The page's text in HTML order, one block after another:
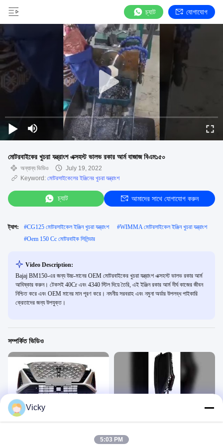
চ্যাট যোগাযোগ
মোটরবাইকের খুচরা যন্ত্রাংশ এক্সহস্ট ভালভ রকার আর্ম বাজাজ বিএম১৫০
অন্যান্য ভিডিও
July 19, 2022
Keyword: মোটরসাইকেলের ইঞ্জিনের খুচরা যন্ত্রাংশ
চ্যাট আমাদের সাথে যোগাযোগ করুন
ট্যাগ: #CG125 মোটরসাইকেল ইঞ্জিন খুচরা যন্ত্রাংশ #WIMMA মোটরসাইকেল ইঞ্জিন খুচরা যন্ত্রাংশ
#Oem 150 Cc মোটরবাইক সিলিন্ডার
Video Description:
Bajaj BM150-এর জন্য উচ্চ-মানের OEM মোটরবাইকের খুচরা যন্ত্রাংশ এক্সহস্ট ভালভ রকার আর্ম
আবিষ্কার করুন। টেকসই 40Cr এবং 4340 স্টিল দিয়ে তৈরি, এই ইঞ্জিন রকার আর্ম দীর্ঘ কাজের জীবন
নিশ্চিত করে এবং OEM মানের মান পূরণ করে। নমনীয় সরবরাহ এবং নমুনা অর্ডার উপলব্ধ পাইকারি
ক্রেতাদের জন্য উপযুক্ত।
সম্পর্কিত ভিডিও
গাড়ী বাম্পার সমাবেশ প্রভাব সুরক্ষা
May 21, 2026
Vicky
5:03 PM